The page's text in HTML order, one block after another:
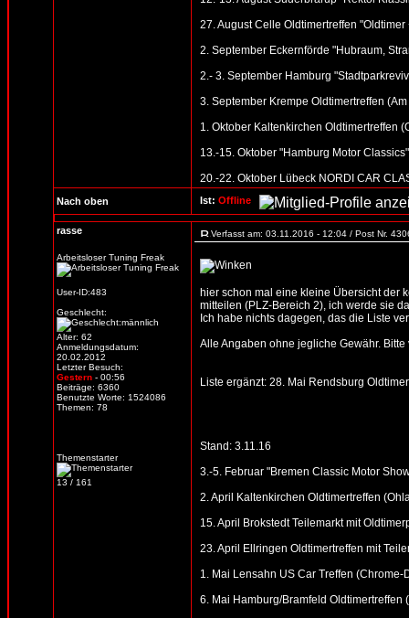
27. August Celle Oldtimertreffen "Oldtimer
2. September Eckernförde "Hubraum,
2.- 3. September Hamburg
3. September Krempe Oldtimertreffen
1. Oktober Kaltenkirchen Oldtimertreffen
13.-15. Oktober "Hamburg Motor
20.-22. Oktober Lübeck NORDI CAR
Nach oben Ist: Offline
rasse
Arbeitsloser Tuning Freak
User-ID:483
Geschlecht:
Alter: 62
Anmeldungsdatum:
20.02.2012
Letzter Besuch:
Gestern - 00:56
Beiträge: 6360
Benutzte Worte: 1524086
Themen: 78
Themenstarter
13 / 161
Verfasst am: 03.11.2016 - 12:04 / Post Nr.
hier schon mal eine kleine Übersicht der
mitteilen (PLZ-Bereich 2), ich werde sie
Ich habe nichts dagegen, das die Liste
Alle Angaben ohne jegliche Gewähr.
Liste ergänzt: 28. Mai Rendsburg
Stand: 3.11.16
3.-5. Februar "Bremen Classic Motor
2. April Kaltenkirchen Oldtimertreffen
15. April Brokstedt Teilemarkt mit
23. April Ellringen Oldtimertreffen mit
1. Mai Lensahn US Car Treffen (Chrome-
6. Mai Hamburg/Bramfeld Oldtimertreffen